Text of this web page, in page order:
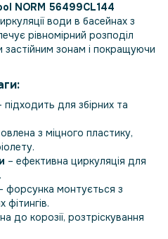
NORM 56499CL144
води в басейнах з
рівномірний розподіл
застійним зонам і покращуючи
підходить для збірних та
​​з міцного пластику,
– ефективна циркуляція для
форсунка монтується з
до корозії, розтріскування